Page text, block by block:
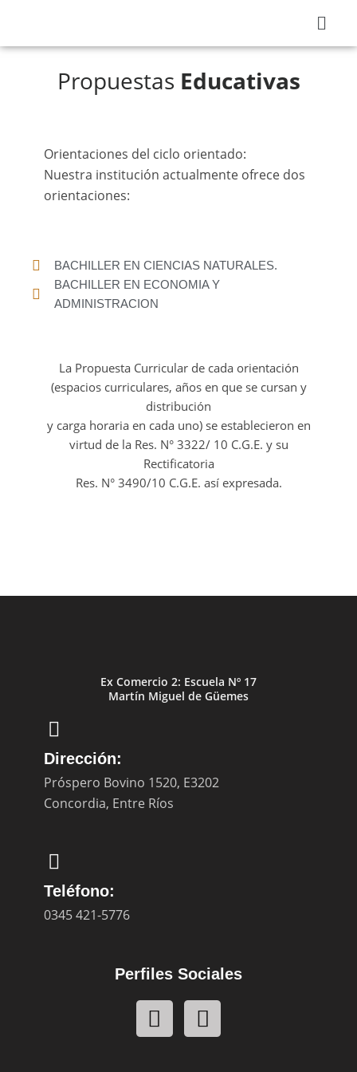
contenido
Menú
Propuestas Educativas
Orientaciones del ciclo orientado:
Nuestra institución actualmente ofrece dos
orientaciones:
BACHILLER EN CIENCIAS NATURALES.
BACHILLER EN ECONOMIA Y
ADMINISTRACION
La Propuesta Curricular de cada orientación
(espacios curriculares, años en que se cursan y
distribución
y carga horaria en cada uno) se establecieron en
virtud de la Res. N° 3322/ 10 C.G.E. y su
Rectificatoria
Res. N° 3490/10 C.G.E. así expresada.
Ex Comercio 2: Escuela Nº 17
Martín Miguel de Güemes
Dirección:
Próspero Bovino 1520, E3202
Concordia, Entre Ríos
Teléfono:
0345 421-5776
Perfiles Sociales
F
a
Y
o